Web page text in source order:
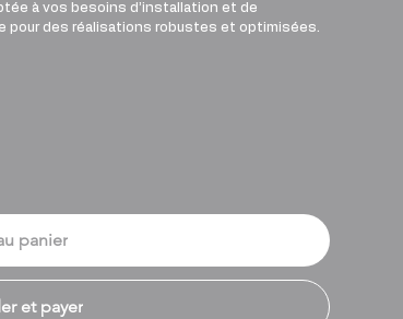
à vos besoins d’installation et de
pour des réalisations robustes et optimisées.
panier
et payer